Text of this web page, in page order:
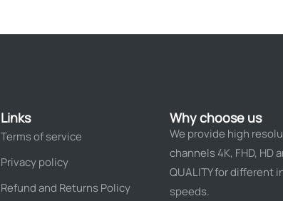
Links
Terms of service
Privacy policy
Refund and Returns Policy
Why choose us
We provide high
channels 4K, FHD, HD
QUALITY for different
speeds.